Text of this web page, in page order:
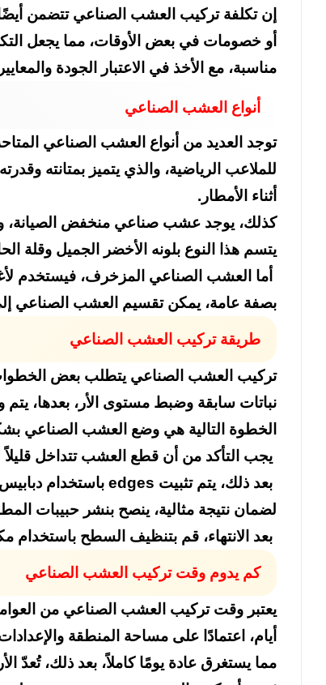
إن تكلفة تركيب العشب الصناعي تتضمن
أو خصومات في بعض الأوقات، مما يجعل
مناسبة، مع الأخذ في الاعتبار الجودة
أنواع العشب الصناعي
توجد العديد من أنواع العشب الصناعي
للملاعب الرياضية، والذي يتميز بمتانته
أثناء الأمطار.
كذلك، يوجد عشب صناعي منخفض الصيانة،
يتسم هذا النوع بلونه الأخضر الجميل وقلة
أما العشب الصناعي المزخرف، فيستخدم
بصفة عامة، يمكن تقسيم العشب الصناعي
طريقة تركيب العشب الصناعي
تركيب العشب الصناعي يتطلب بعض
نباتات سابقة وضبط مستوى الأر، بعدها،
الخطوة التالية هي وضع العشب الصناعي
يجب التأكد من أن قطع العشب تتداخل
بعد ذلك، يتم تثبيت edges باستخدام دبابيس أو لاصق خاص.
لضمان نتيجة مثالية، ينصح بنشر حبيبات
بعد الانتهاء، قم بتنظيف السطح باستخدام
كم يدوم وقت تركيب العشب الصناعي
يعتبر وقت تركيب العشب الصناعي من
أيام، اعتمادًا على مساحة المنطقة
مما يستغرق عادة يومًا كاملاً، بعد ذلك،